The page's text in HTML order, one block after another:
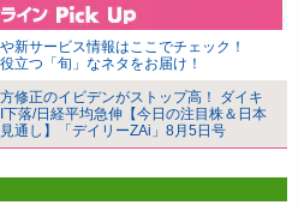
新サービス情報はここでチェック！
立つ「旬」なネタをお届け！
修正のイビデンがストップ高！ ダイキ
下落/日経平均急伸【今日の注目株＆日本
通し】「デイリーZAi」8月5日号